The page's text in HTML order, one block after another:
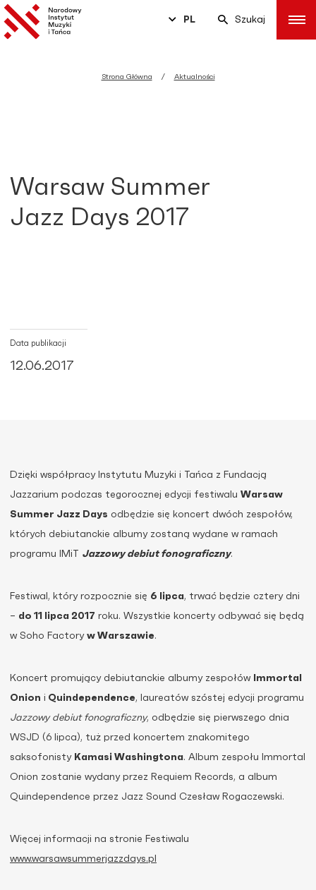
PL Szukaj
Strona Główna Aktualności
Warsaw Summer
Jazz Days 2017
Data publikacji
12.06.2017
Dzięki współpracy Instytutu Muzyki i Tańca z Fundacją
Jazzarium podczas tegorocznej edycji festiwalu Warsaw
Summer Jazz Days odbędzie się koncert dwóch zespołów,
których debiutanckie albumy zostaną wydane w ramach
programu IMiT Jazzowy debiut fonograficzny.
Festiwal, który rozpocznie się 6 lipca, trwać będzie cztery dni
– do 11 lipca 2017 roku. Wszystkie koncerty odbywać się będą
w Soho Factory w Warszawie.
Koncert promujący debiutanckie albumy zespołów
Immortal
Onion i Quindependence, laureatów szóstej edycji programu
Jazzowy debiut fonograficzny, odbędzie się pierwszego dnia
WSJD (6 lipca), tuż przed koncertem znakomitego
saksofonisty Kamasi Washingtona. Album zespołu Immortal
Onion zostanie wydany przez Requiem Records, a album
Quindependence przez Jazz Sound Czesław Rogaczewski.
Więcej informacji na stronie Festiwalu
www.warsawsummerjazzdays.pl